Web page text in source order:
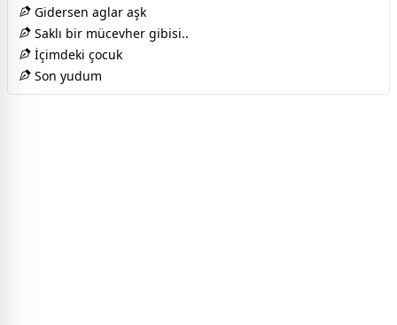
Gidersen aglar aşk
Saklı bir mücevher gibisi..
İçimdeki çocuk
Son yudum